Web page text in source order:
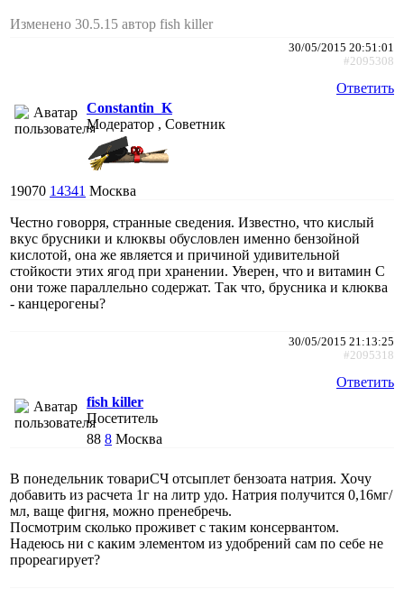
Изменено 30.5.15 автор fish killer
30/05/2015 20:51:01
#2095308
Ответить
Constantin_K
Модератор , Советник
19070 14341 Москва
Честно говорря, странные сведения. Известно, что кислый
вкус брусники и клюквы обусловлен именно бензойной
кислотой, она же является и причиной удивительной
стойкости этих ягод при хранении. Уверен, что и витамин С
они тоже параллельно содержат. Так что, брусника и клюква
- канцерогены?
30/05/2015 21:13:25
#2095318
Ответить
fish killer
Посетитель
88 8 Москва
В понедельник товариСЧ отсыплет бензоата натрия. Хочу
добавить из расчета 1г на литр удо. Натрия получится 0,16мг/
мл, ваще фигня, можно пренебречь.
Посмотрим сколько проживет с таким консервантом.
Надеюсь ни с каким элементом из удобрений сам по себе не
прореагирует?